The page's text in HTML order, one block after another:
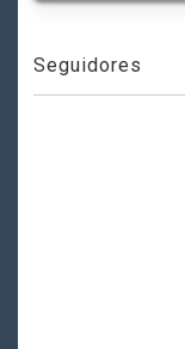
Seguidores